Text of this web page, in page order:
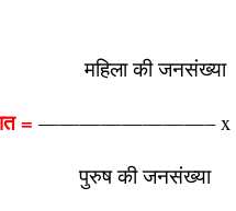
की जनसंख्या
= ————————– x
की जनसंख्या